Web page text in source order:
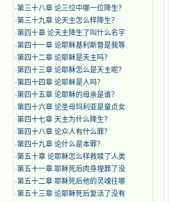
·第三十八章 论三位中哪一位降生？
·第三十九章 论天主怎么样降生？
·第四十章 论天主降生了叫什么名字
·第四十一章 论耶稣基利斯督是我等
·第四十二章 论耶稣是天主吗？
·第四十三章 论耶稣怎么是天主呢？
·第四十四章 论耶稣是人吗？
·第四十五章 论耶稣的母亲是谁？
·第四十六章 论圣母玛利亚是童贞女
·第四十七章 天主为什么降生？
·第四十八章 论众人有什么罪？
·第四十九章 论什么是本罪？
·第五十章 论耶稣怎么样救赎了人类
·第五十一章 耶稣死后肉身埋葬了没
·第五十二章 耶稣死后他的灵魂往哪
·第五十三章 论耶稣死后复活了没有